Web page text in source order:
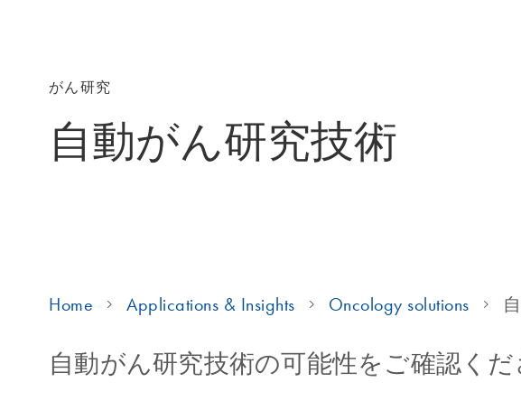
がん研究
自動がん研究技術
Home Applications & Insights Oncology solutions
自動がん研究技術の可能性をご確認くだ